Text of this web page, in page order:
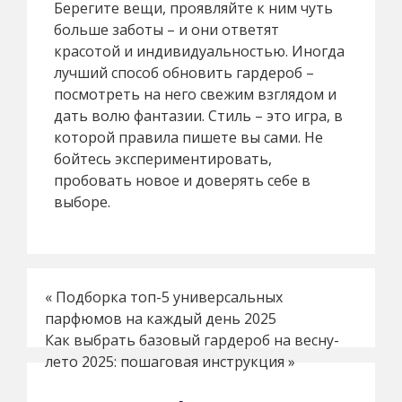
Берегите вещи, проявляйте к ним чуть
больше заботы – и они ответят
красотой и индивидуальностью. Иногда
лучший способ обновить гардероб –
посмотреть на него свежим взглядом и
дать волю фантазии. Стиль – это игра, в
которой правила пишете вы сами. Не
бойтесь экспериментировать,
пробовать новое и доверять себе в
выборе.
« Подборка топ-5 универсальных
парфюмов на каждый день 2025
Как выбрать базовый гардероб на весну-
лето 2025: пошаговая инструкция »